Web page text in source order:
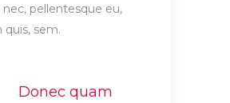
nec, pellentesque eu,
quis, sem.
Donec quam